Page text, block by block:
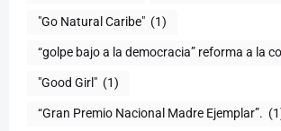
"Go Natural Caribe" (1)
“golpe bajo a la democracia” reforma a la
"Good Girl" (1)
“Gran Premio Nacional Madre Ejemplar”.